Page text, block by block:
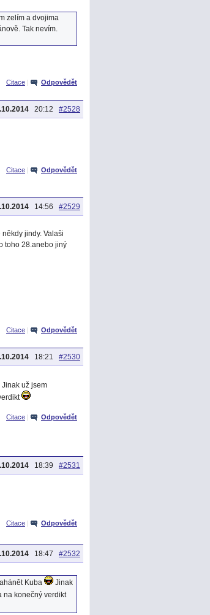
zelím a dvojima
Tak nevím.
Citace | Odpovědět
20:12 #2528
Citace | Odpovědět
14:56 #2529
jindy. Valaši
toho 28.anebo jiný
Citace | Odpovědět
18:21 #2530
Jinak už jsem
Citace | Odpovědět
18:39 #2531
Citace | Odpovědět
18:47 #2532
Kuba
Jinak
na konečný verdikt